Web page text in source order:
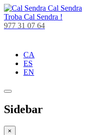
Cal Sendra
Troba Cal Sendra !
977 31 07 64
CA
ES
EN
Sidebar
×